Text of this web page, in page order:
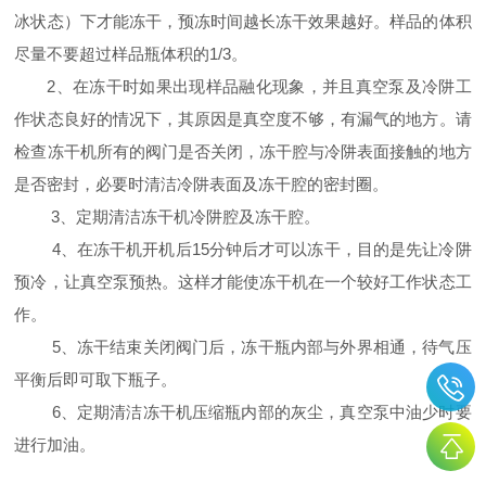
冰状态）下才能冻干，预冻时间越长冻干效果越好。样品的体积
尽量不要超过样品瓶体积的1/3。
2、在冻干时如果出现样品融化现象，并且真空泵及冷阱工
作状态良好的情况下，其原因是真空度不够，有漏气的地方。请
检查冻干机所有的阀门是否关闭，冻干腔与冷阱表面接触的地方
是否密封，必要时清洁冷阱表面及冻干腔的密封圈。
3、定期清洁冻干机冷阱腔及冻干腔。
4、在冻干机开机后15分钟后才可以冻干，目的是先让冷阱
预冷，让真空泵预热。这样才能使冻干机在一个较好工作状态工
作。
5、冻干结束关闭阀门后，冻干瓶内部与外界相通，待气压
平衡后即可取下瓶子。
6、定期清洁冻干机压缩瓶内部的灰尘，真空泵中油少时要
进行加油。